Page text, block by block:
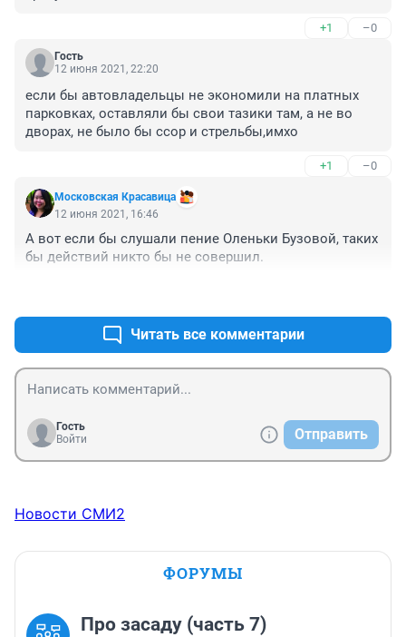
+1 –0
Гость
12 июня 2021, 22:20
если бы автовладельцы не экономили на платных
парковках, оставляли бы свои тазики там, а не во
дворах, не было бы ссор и стрельбы,имхо
+1 –0
Московская Красавица
12 июня 2021, 16:46
А вот если бы слушали пение Оленьки Бузовой, таких
бы действий никто бы не совершил.
Читать все комментарии
Гость
Войти
Отправить
Новости СМИ2
ФОРУМЫ
Про засаду (часть 7)